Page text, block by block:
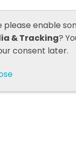
Contact
please enable
& Tracking?
consent later.